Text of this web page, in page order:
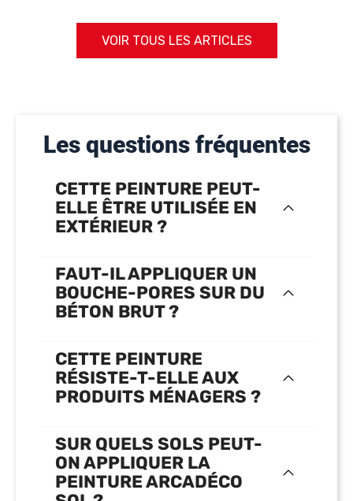
VOIR TOUS LES ARTICLES
Les questions fréquentes
CETTE PEINTURE PEUT-
ELLE ÊTRE UTILISÉE EN
EXTÉRIEUR ?
FAUT-IL APPLIQUER UN
BOUCHE-PORES SUR DU
BÉTON BRUT ?
CETTE PEINTURE
RÉSISTE-T-ELLE AUX
PRODUITS MÉNAGERS ?
SUR QUELS SOLS PEUT-
ON APPLIQUER LA
PEINTURE ARCADÉCO